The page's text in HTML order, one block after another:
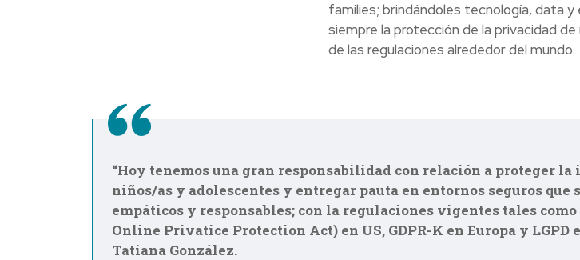
families; brindándoles tecnología, data
siempre la protección de la privacidad
de las regulaciones alrededor del mundo.
“Hoy tenemos una gran responsabilidad con relación a proteger la
niños/as y adolescentes y entregar pauta en entornos seguros que
empáticos y responsables; con la regulaciones vigentes tales como
Online Privatice Protection Act) en US, GDPR-K en Europa y LGPD
Tatiana González.